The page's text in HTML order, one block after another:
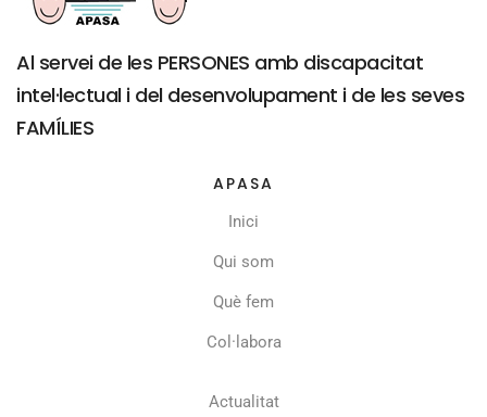
Al servei de les PERSONES amb discapacitat
intel·lectual i del desenvolupament i de les seves
FAMÍLIES
APASA
Inici
Qui som
Què fem
Col·labora
Actualitat